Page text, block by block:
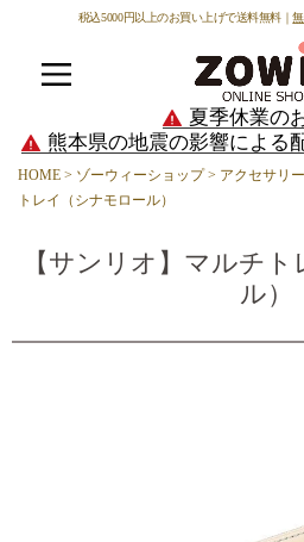
税込5000円以上のお買い上げで送料無料｜
夏季休業の
熊本県の地震の影響による
HOME ゾーウィーショップ アクセサリー
トレイ（シナモロール）
【サンリオ】マルチ
ル）